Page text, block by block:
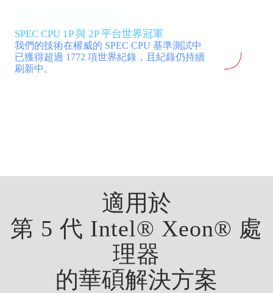
SPEC CPU 1P 與 2P 平台世界冠軍
我們的技術在權威的 SPEC CPU 基準測試中
已獲得超過 1772 項世界紀錄，且紀錄仍持續
刷新中。
適用於
第 5 代 Intel® Xeon® 處
理器
的華碩解決方案